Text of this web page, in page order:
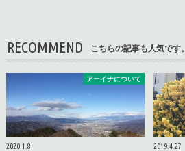
RECOMMEND こちらの記事も人気です。
アーイナについて
2020.1.8 2019.4.27